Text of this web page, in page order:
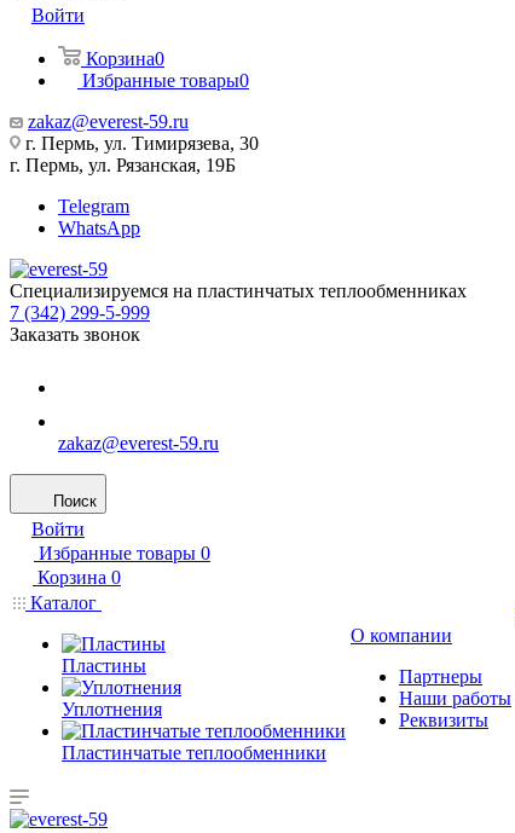
Войти
Корзина0
Избранные товары0
zakaz@everest-59.ru
г. Пермь, ул. Тимирязева, 30
г. Пермь, ул. Рязанская, 19Б
Telegram
WhatsApp
Специализируемся на пластинчатых теплообменниках
7 (342) 299-5-999
Заказать звонок
zakaz@everest-59.ru
Поиск
Войти
Избранные товары 0
Корзина 0
Каталог
Пластины
Уплотнения
Пластинчатые теплообменники
О компании
Партнеры
Наши работы
Реквизиты